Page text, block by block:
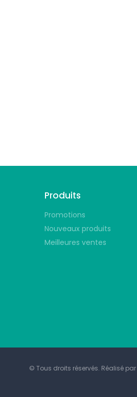
Produits
Promotions
Nouveaux produits
Meilleures ventes
© Tous droits réservés. Réalisé par